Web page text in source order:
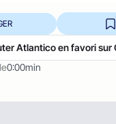
0:00min
Atlantico en favori sur